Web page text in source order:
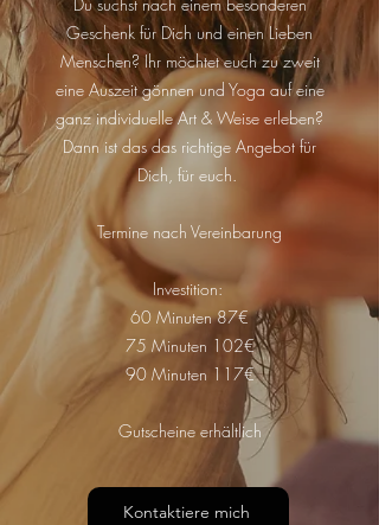
Du suchst nach einem besonderen
Geschenk für Dich und einen Lieben
Menschen? Ihr möchtet euch zu zweit
eine Auszeit gönnen und Yoga auf eine
ganz individuelle Art & Weise erleben?
Dann ist das das richtige Angebot für
Dich, für euch.
Termine nach Vereinbarung
Investition:
60 Minuten 87€
75 Minuten 102€
90 Minuten 117€
Gutscheine erhältlich
Kontaktiere mich